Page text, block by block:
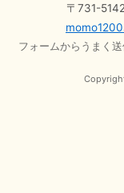
〒731-
フォームからうまく